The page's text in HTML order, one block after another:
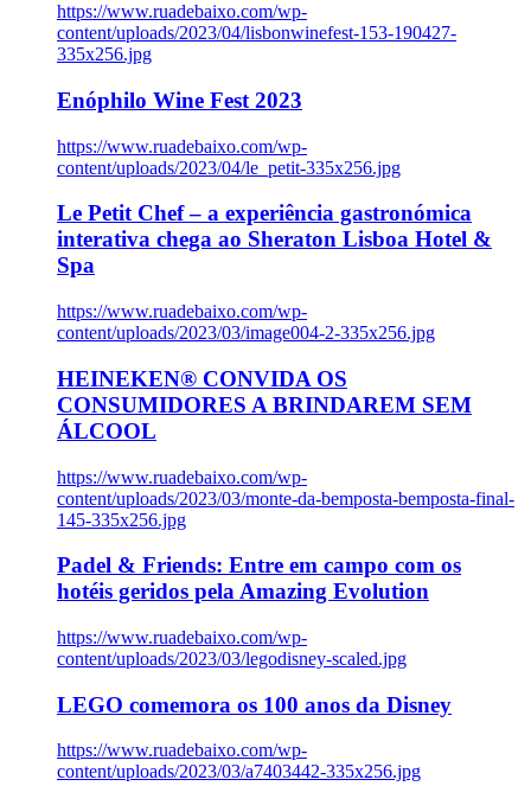
https://www.ruadebaixo.com/wp-
content/uploads/2023/04/lisbonwinefest-153-190427-
335x256.jpg
Enóphilo Wine Fest 2023
https://www.ruadebaixo.com/wp-
content/uploads/2023/04/le_petit-335x256.jpg
Le Petit Chef – a experiência gastronómica
interativa chega ao Sheraton Lisboa Hotel &
Spa
https://www.ruadebaixo.com/wp-
content/uploads/2023/03/image004-2-335x256.jpg
HEINEKEN® CONVIDA OS
CONSUMIDORES A BRINDAREM SEM
ÁLCOOL
https://www.ruadebaixo.com/wp-
content/uploads/2023/03/monte-da-bemposta-bemposta-final-
145-335x256.jpg
Padel & Friends: Entre em campo com os
hotéis geridos pela Amazing Evolution
https://www.ruadebaixo.com/wp-
content/uploads/2023/03/legodisney-scaled.jpg
LEGO comemora os 100 anos da Disney
https://www.ruadebaixo.com/wp-
content/uploads/2023/03/a7403442-335x256.jpg